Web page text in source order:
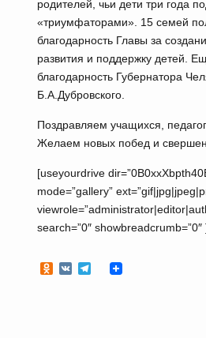
родителей, чьи дети три года
«триумфаторами». 15 семей
благодарность Главы за
развития и поддержку детей.
благодарность Губернатора
Б.А.Дубровского.
Поздравляем учащихся,
Желаем новых побед и
[useyourdrive
mode=”gallery”
search=”0″ showbreadcrumb=”0″
Odnoklassniki
VKTelegram